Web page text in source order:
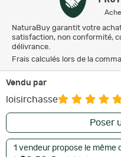
NaturaBuy garantit votre
satisfaction, non conformité,
délivrance.
Frais calculés lors de la
Vendu par
loisirchasse
Poser
1 vendeur propose le même